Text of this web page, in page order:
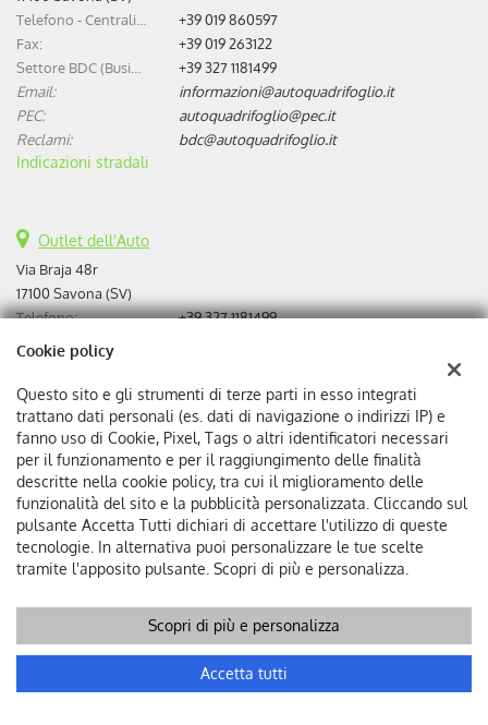
+39 019 860597
Fax:
+39 019 263122
+39 327 1181499
Email:
informazioni@autoquadrifoglio.it
PEC:
autoquadrifoglio@pec.it
Reclami:
bdc@autoquadrifoglio.it
Indicazioni stradali
Outlet dell'Auto
Via Braja 48r
17100 Savona (SV)
Telefono:
+39 327 1181499
Email:
Reclami:
bdc@autoquadrifoglio.it
Indicazioni stradali
Vedi tutte le altre sedi
Dati fiscali:
Autoquadrifoglio s.r.l
Via Bonini, 9, 17100 Savona
C.F/P.IVA:00384510095
Cookie policy
Questo sito e gli strumenti di terze parti in esso integrati
trattano dati personali (es. dati di navigazione o indirizzi IP) e
fanno uso di Cookie, Pixel, Tags o altri identificatori necessari
per il funzionamento e per il raggiungimento delle finalità
descritte nella cookie policy, tra cui il miglioramento delle
funzionalità del sito e la pubblicità personalizzata. Cliccando sul
pulsante Accetta Tutti dichiari di accettare l'utilizzo di queste
tecnologie. In alternativa puoi personalizzare le tue scelte
tramite l'apposito pulsante. Scopri di più e personalizza.
Scopri di più e personalizza
Accetta tutti